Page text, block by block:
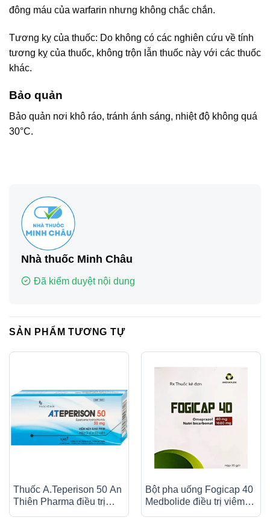
đông máu của warfarin nhưng không chắc chắn.
Tương kỵ của thuốc: Do không có các nghiên cứu về tính
tương kỵ của thuốc, không trộn lẫn thuốc này với các thuốc
khác.
Bảo quản
Bảo quản nơi khô ráo, tránh ánh sáng, nhiệt độ không quá
30°C.
Nhà thuốc Minh Châu
Đã kiểm duyệt nội dung
SẢN PHẨM TƯƠNG TỰ
Thuốc A.Teperison 50 An
Thiên Pharma điều trị
Bột pha uống Fogicap 40
Medbolide điều trị viêm